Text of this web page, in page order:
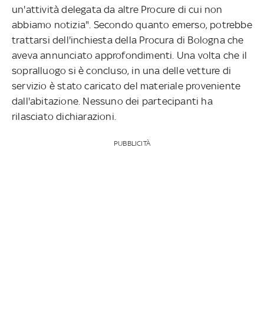
un'attività delegata da altre Procure di cui non
abbiamo notizia". Secondo quanto emerso, potrebbe
trattarsi dell'inchiesta della Procura di Bologna che
aveva annunciato approfondimenti. Una volta che il
sopralluogo si è concluso, in una delle vetture di
servizio è stato caricato del materiale proveniente
dall'abitazione. Nessuno dei partecipanti ha
rilasciato dichiarazioni.
PUBBLICITÀ